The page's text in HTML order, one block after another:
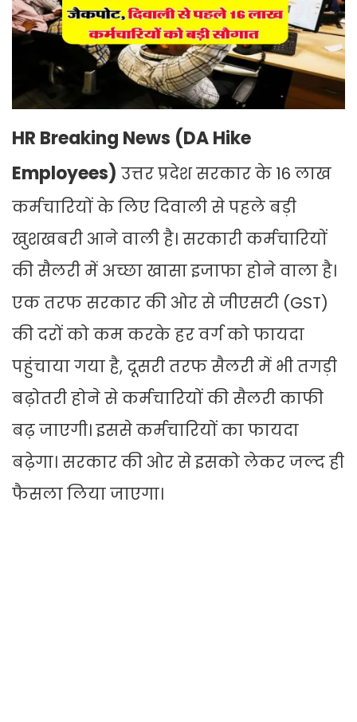
HR Breaking News (DA Hike
Employees) उत्तर प्रदेश सरकार के 16 लाख
कर्मचारियों के लिए दिवाली से पहले बड़ी
खुशखबरी आने वाली है। सरकारी कर्मचारियों
की सैलरी में अच्छा खासा इजाफा होने वाला है।
एक तरफ सरकार की ओर से जीएसटी (GST)
की दरों को कम करके हर वर्ग को फायदा
पहुंचाया गया है, दूसरी तरफ सैलरी में भी तगड़ी
बढ़ोतरी होने से कर्मचारियों की सैलरी काफी
बढ़ जाएगी। इससे कर्मचारियों का फायदा
बढ़ेगा। सरकार की ओर से इसको लेकर जल्द ही
फैसला लिया जाएगा।